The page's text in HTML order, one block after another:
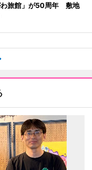
わ旅館」が50周年 敷地